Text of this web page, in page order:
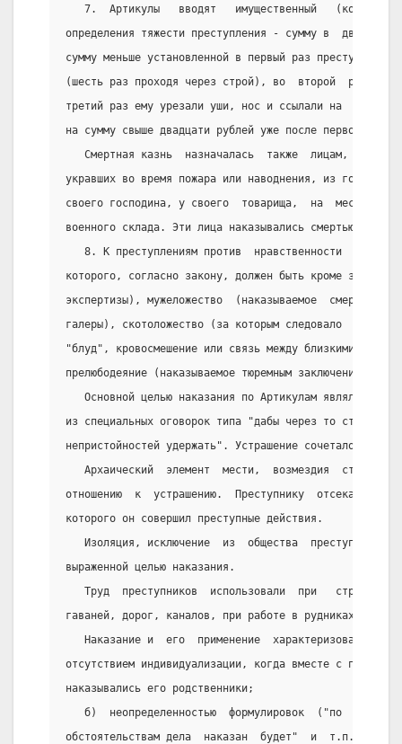
7.  Артикулы   вводят   имущественный
определения тяжести преступления - сумму в
сумму меньше установленной в первый раз преступник
(шесть раз проходя через строй), во  второй  раз
третий раз ему урезали уши, нос и ссылали на
на сумму свыше двадцати рублей уже после первого
Смертная казнь  назначалась  также  лицам,
укравших во время пожара или наводнения, из
своего господина, у своего  товарища,  на  месте,
военного склада. Эти лица наказывались смертью через
8. К преступлениям против  нравственности
которого, согласно закону, должен быть кроме
экспертизы), мужеложество  (наказываемое  смертной
галеры), скотоложество (за которым следовало
"блуд", кровосмешение или связь между близкими
прелюбодеяние (наказываемое тюремным заключением и
Основной целью наказания по Артикулам являлось
из специальных оговорок типа "дабы через то страх
непристойностей удержать". Устрашение сочеталось с
Архаический  элемент  мести,  возмездия
отношению  к  устрашению.  Преступнику  отсекали
которого он совершил преступные действия.
Изоляция, исключение  из  общества  преступника,
выраженной целью наказания.
Труд  преступников  использовали  при
гаваней, дорог, каналов, при работе в рудниках и
Наказание и  его  применение  характеризовались
отсутствием индивидуализации, когда вместе с
наказывались его родственники;
б)  неопределенностью  формулировок  ("по  суду
обстоятельствам дела  наказан  будет"  и  т.п.: